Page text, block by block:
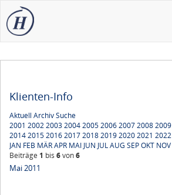
Klienten-Info
Aktuell ArchivSuche
2001 20022003200420052006200720082009
20142015201620172018201920202021 2022
JAN FEB MÄRAPR MAI JUN JULAUG SEPOKT NOV
Beiträge 1 bis 6von6
Mai 2011